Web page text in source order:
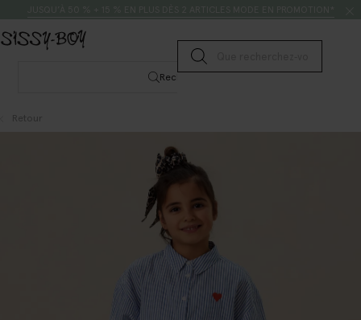
Lancer la recherche
Rechercher
Retour